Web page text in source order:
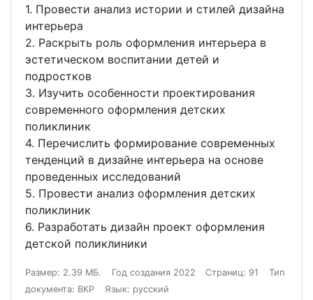
1. Провести анализ истории и стилей дизайна
интерьера
2. Раскрыть роль оформления интерьера в
эстетическом воспитании детей и
подростков
3. Изучить особенности проектирования
современного оформления детских
поликлиник
4. Перечислить формирование современных
тенденций в дизайне интерьера на основе
проведенных исследований
5. Провести анализ оформления детских
поликлиник
6. Разработать дизайн проект оформления
детской поликлиники
Размер: 2.39 МБ. Год создания 2022 Страниц: 91
Тип
документа: ВКР
Язык: русский